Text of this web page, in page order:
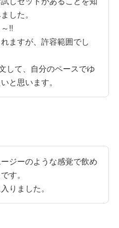
した。
!!
ますが、許容範囲でし
して、自分のペースでゆ
と思います。
ジーのような感覚で飲め
す。
りました。